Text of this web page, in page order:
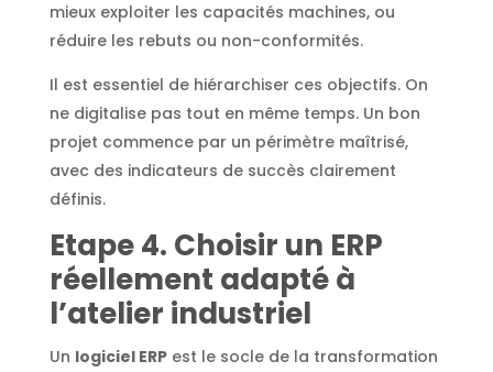
mieux exploiter les capacités machines, ou
réduire les rebuts ou non-conformités.
Il est essentiel de hiérarchiser ces objectifs. On
ne digitalise pas tout en même temps. Un bon
projet commence par un périmètre maîtrisé,
avec des indicateurs de succès clairement
définis.
Etape 4. Choisir un ERP
réellement adapté à
l’atelier industriel
Un logiciel ERPest le socle de la transformation